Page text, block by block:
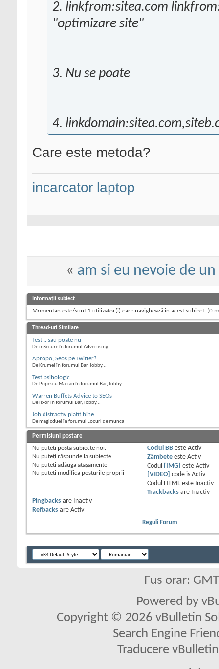
2. linkfrom:sitea.com
"optimizare site"
3. Nu se poate
4.
Care este metoda?
incarcator laptop
« am si eu nevoie de
Informații subiect
Momentan este/sunt 1 utilizator(i) care navighează în acest subiect. (0
Thread-uri Similare
Test .. sau poate nu
De inSecure în forumul Advertising
Apropo, Seos pe Twitter?
De Krumel în forumul Bar, lobby...
Test psihologic
De Popescu Marian în forumul Bar, lobby...
Warren Buffets Advice to SEOs
De lixor în forumul Bar, lobby...
Job distractiv platit bine
De magicduel în forumul Locuri de munca
Permisiuni postare
Nu puteţi posta subiecte noi.
Nu puteţi răspunde la subiecte
Nu puteţi adăuga ataşamente
Nu puteţi modifica posturile proprii
Codul BBeste Activ
Zâmbeteeste Activ
Codul
[IMG] este Activ
[VIDEO] code is Activ
Codul HTML este
Inactiv
Trackbacksare
Inactiv
Pingbacks are
Inactiv
Refbacks are Activ
Reguli Forum
Fus orar:
Powered by
Copyright © 2026 vBulletin
Search Engine
Traducere